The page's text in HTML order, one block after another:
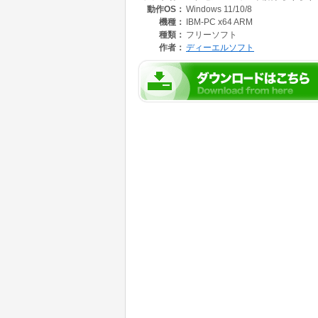
●ホームページに公開させていただきました
動作OS： Windows 11/10/8
機種：
IBM-PC x64 ARM
種類： フリーソフト
作者： ディーエルソフト